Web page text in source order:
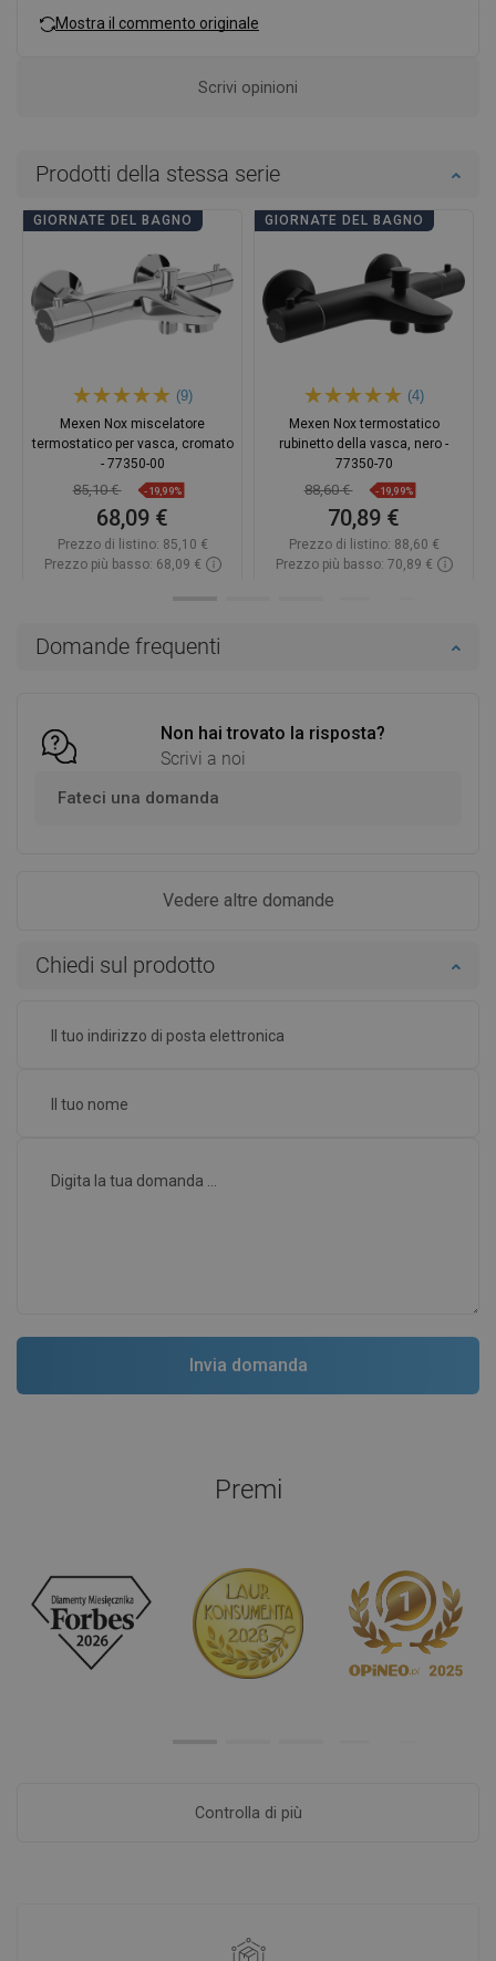
Domande frequenti
Non hai trovato la risposta?
Scrivi a noi
Fateci una domanda
Vedere altre domande
Mostra il commento originale
Scrivi opinioni
Chiedi sul prodotto
Prodotti della stessa serie
GIORNATE DEL BAGNO
(9)
Mexen Nox miscelatore
termostatico per vasca, cromato
- 77350-00
85,10 € -19,99%
68,09 €
Prezzo di listino: 85,10 €
Prezzo più basso: 68,09 €
GIORNATE DEL BAGNO
(4)
Mexen Nox termostatico
rubinetto della vasca, nero -
77350-70
88,60 € -19,99%
70,89 €
Prezzo di listino: 88,60 €
Prezzo più basso: 70,89 €
Premi
Controlla di più